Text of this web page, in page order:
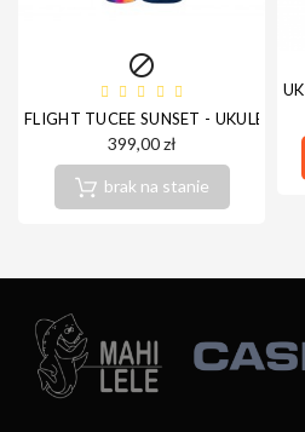

FLIGHT TUCEE SUNSET - UKULELE
399,00 zł
brak na stanie